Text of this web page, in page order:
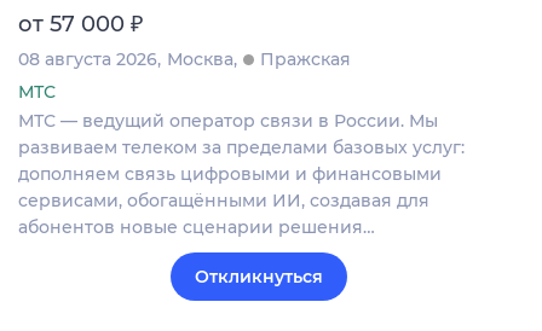
от 57 000 ₽
08 августа 2026 Москва
Пражская
МТС
МТС — ведущий оператор связи в России. Мы
развиваем телеком за пределами базовых услуг:
дополняем связь цифровыми и финансовыми
сервисами, обогащёнными ИИ, создавая для
абонентов новые сценарии решения…
Откликнуться